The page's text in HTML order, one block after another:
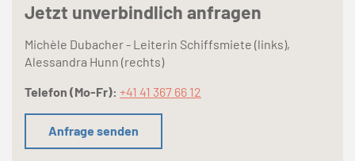
Jetzt unverbindlich anfragen
Michèle Dubacher - Leiterin Schiffsmiete (links),
Alessandra Hunn (rechts)
Telefon (Mo-Fr): +41 41 367 66 12
Anfrage senden